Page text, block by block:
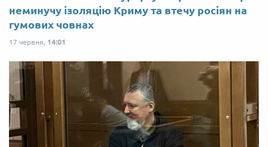
неминучу ізоляцію Криму та втечу росіян на
гумових човнах
17 червня, 14:01